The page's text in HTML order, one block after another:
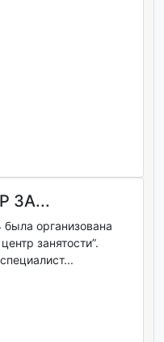
ЗА...
организована
занятости”.